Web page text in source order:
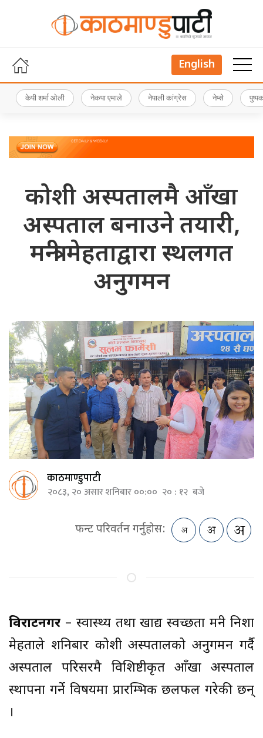
English
केपी शर्मा ओली नेकपा एमाले नेपाली कांग्रेस नेप्से
कोशी अस्पतालमै आँखा
अस्पताल बनाउने तयारी,
मन्त्री मेहताद्वारा स्थलगत
अनुगमन
काठमाण्डुपाटी
२०८३, २० असार शनिबार ००:०० २० : १२ बजे
फन्ट परिवर्तन गर्नुहोस:
विराटनगर – स्वास्थ्य तथा खाद्य स्वच्छता मन्त्री निशा
मेहताले शनिबार कोशी अस्पतालको अनुगमन गर्दै
अस्पताल परिसरमै विशिष्टीकृत आँखा अस्पताल
स्थापना गर्ने विषयमा प्रारम्भिक छलफल गरेकी छन्
।